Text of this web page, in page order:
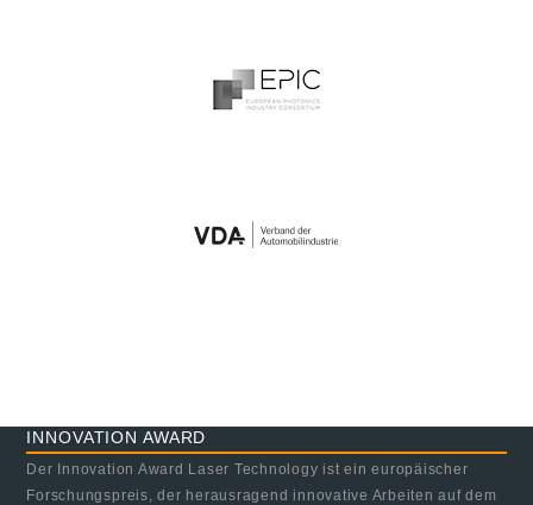
INNOVATION AWARD
Der Innovation Award Laser Technology ist ein europäischer
Forschungspreis, der herausragend innovative Arbeiten auf dem